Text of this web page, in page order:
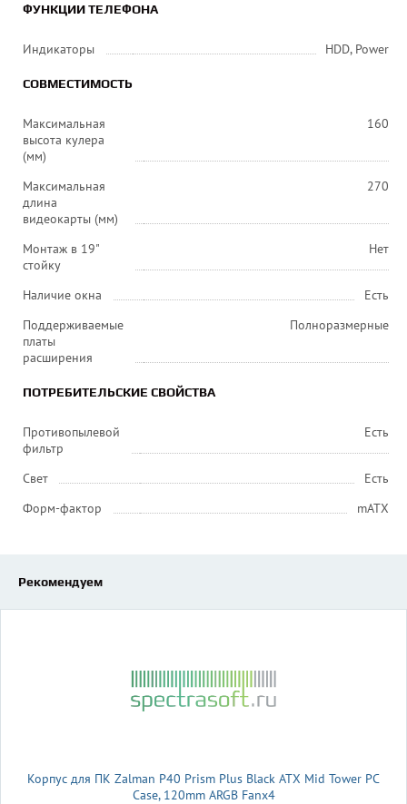
ФУНКЦИИ ТЕЛЕФОНА
Индикаторы HDD, Power
СОВМЕСТИМОСТЬ
Максимальная
высота кулера
(мм)
160
Максимальная
длина
видеокарты (мм)
270
Монтаж в 19"
стойку
Нет
Наличие окна
Есть
Поддерживаемые
платы
расширения
Полноразмерные
ПОТРЕБИТЕЛЬСКИЕ СВОЙСТВА
Противопылевой
фильтр
Есть
Свет
Есть
Форм-фактор
mATX
Рекомендуем
Корпус для ПК Zalman P40 Prism Plus Black ATX Mid Tower PC
Case, 120mm ARGB Fanx4